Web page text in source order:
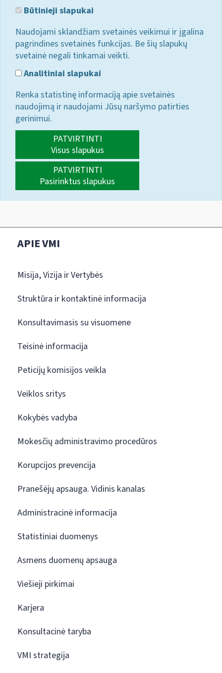
Būtinieji slapukai
Naudojami sklandžiam svetainės veikimui ir įgalina
pagrindines svetainės funkcijas. Be šių slapukų
svetainė negali tinkamai veikti.
Analitiniai slapukai
Renka statistinę informaciją apie svetainės
naudojimą ir naudojami Jūsų naršymo patirties
gerinimui.
PATVIRTINTI
Visus slapukus
PATVIRTINTI
Pasirinktus slapukus
APIE VMI
Misija, Vizija ir Vertybės
Struktūra ir kontaktinė informacija
Konsultavimasis su visuomene
Teisinė informacija
Peticijų komisijos veikla
Veiklos sritys
Kokybės vadyba
Mokesčių administravimo procedūros
Korupcijos prevencija
Pranešėjų apsauga. Vidinis kanalas
Administracinė informacija
Statistiniai duomenys
Asmens duomenų apsauga
Viešieji pirkimai
Karjera
Konsultacinė taryba
VMI strategija